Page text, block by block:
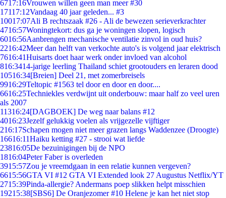
6717:16Vrouwen willen geen man meer #30
17117:12Vandaag 40 jaar geleden... #3
10017:07Ali B rechtszaak #26 - Ali de bewezen serieverkrachter
4716:57Woningtekort: dus ga je woningen slopen, logisch
6016:56Aanbrengen mechanische ventilatie zinvol in oud huis?
2216:42Meer dan helft van verkochte auto's is volgend jaar elektrisch
7616:41Huisarts doet haar werk onder invloed van alcohol
816:3414-jarige leerling Thailand schiet grootouders en leraren dood
10516:34[Breien] Deel 21, met zomerbreisels
9916:29Teltopic #1563 tel door en door en door....
6616:25Techniekles verdwijnt uit onderbouw: maar half zo veel uren
als 2007
11316:24[DAGBOEK] De weg naar balans #12
4016:23Jezelf gelukkig voelen als vrijgezelle vijftiger
216:17Schapen mogen niet meer grazen langs Waddenzee (Droogte)
16616:11Haiku ketting #27 - strooi wat liefde
23816:05De bezuinigingen bij de NPO
1816:04Peter Faber is overleden
3915:57Zou je vreemdgaan in een relatie kunnen vergeven?
6615:56GTA VI #12 GTA VI Extended look 27 Augustus Netflix/YT
2715:39Pinda-allergie? Andermans poep slikken helpt misschien
19215:38[SBS6] De Oranjezomer #10 Helene je kan het niet stop